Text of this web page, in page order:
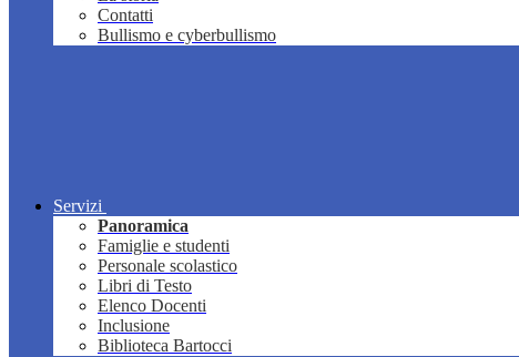
Contatti
Bullismo e cyberbullismo
Servizi
Panoramica
Famiglie e studenti
Personale scolastico
Libri di Testo
Elenco Docenti
Inclusione
Biblioteca Bartocci